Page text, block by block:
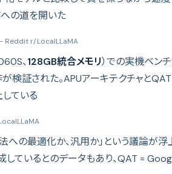
の道を開いた
Reddit r/LocalLLaMA
、128GB統合メモリ）での実機ベン
証された。APUアーキテクチャと
ている
の最適化か、汎用か」という議論が
ているとのデータもあり、QAT =